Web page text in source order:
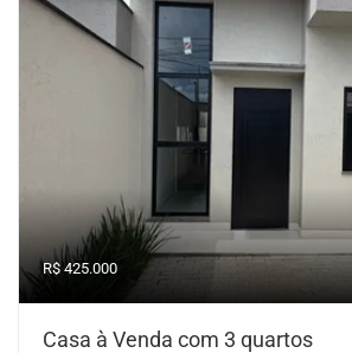
R$ 425.000
Casa à Venda com 3 quartos